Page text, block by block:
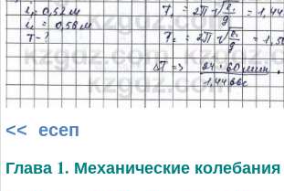
<< есеп
Глава 1. Механические колебания